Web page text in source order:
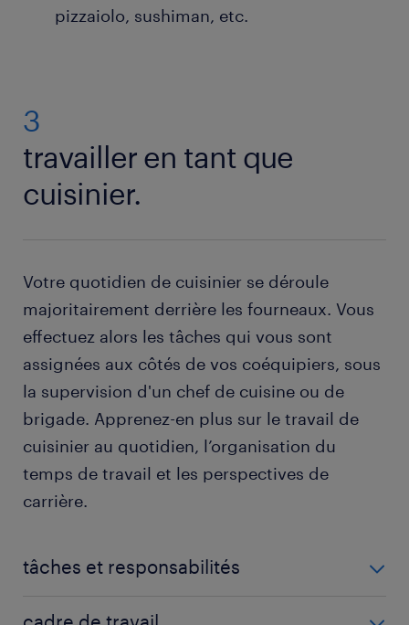
pizzaiolo, sushiman, etc.
3
travailler en tant que
cuisinier.
Votre quotidien de cuisinier se déroule
majoritairement derrière les fourneaux. Vous
effectuez alors les tâches qui vous sont
assignées aux côtés de vos coéquipiers, sous
la supervision d'un chef de cuisine ou de
brigade. Apprenez-en plus sur le travail de
cuisinier au quotidien, l’organisation du
temps de travail et les perspectives de
carrière.
tâches et responsabilités